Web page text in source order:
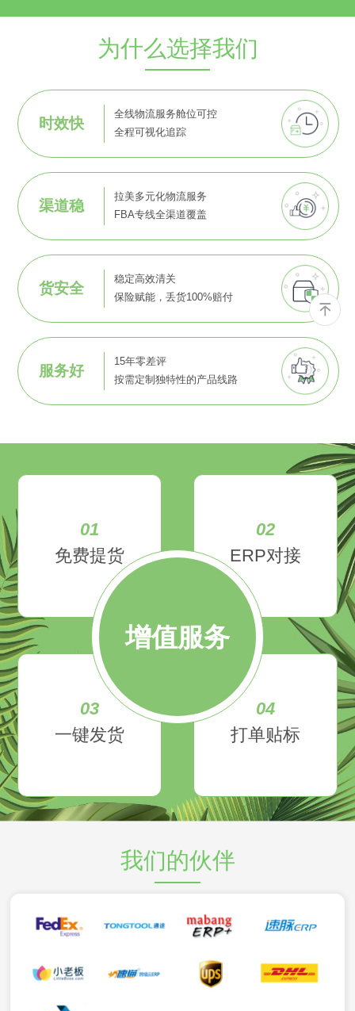
为什么选择我们
时效快
全线物流服务舱位可控
全程可视化追踪
渠道稳
拉美多元化物流服务
FBA专线全渠道覆盖
货安全
稳定高效清关
保险赋能，丢货100%赔付
服务好
15年零差评
按需定制独特性的产品线路
增值服务
01
免费提货
02
ERP对接
03
一键发货
04
打单贴标
我们的伙伴